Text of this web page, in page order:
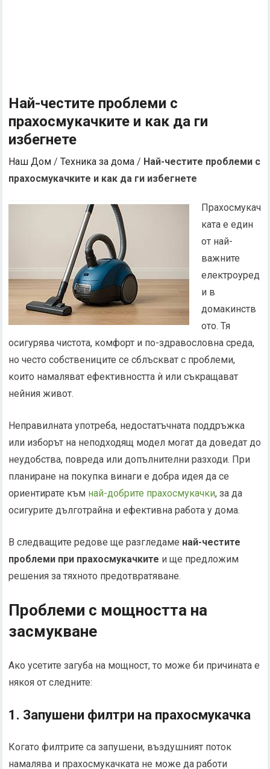
Най-честите проблеми с
прахосмукачките и как да ги
избегнете
Наш Дом /Техника за дома / Най-честите проблеми с
прахосмукачките и как да ги избегнете
Прахосмукач
ката е един
от най-
важните
електроуред
и в
домакинств
ото. Тя
осигурява чистота, комфорт и по-здравословна среда,
но често собствениците се сблъскват с проблеми,
които намаляват ефективността ѝ или съкращават
нейния живот.
Неправилната употреба, недостатъчната поддръжка
или изборът на неподходящ модел могат да доведат до
неудобства, повреда или допълнителни разходи. При
планиране на покупка винаги е добра идея да се
ориентирате към най-добрите прахосмукачки, за да
осигурите дълготрайна и ефективна работа у дома.
В следващите редове ще разгледаме най-честите
проблеми при прахосмукачките и ще предложим
решения за тяхното предотвратяване.
Проблеми с мощността на
засмукване
Ако усетите загуба на мощност, то може би причината е
някоя от следните:
1. Запушени филтри на прахосмукачка
Когато филтрите са запушени, въздушният поток
намалява и прахосмукачката не може да работи